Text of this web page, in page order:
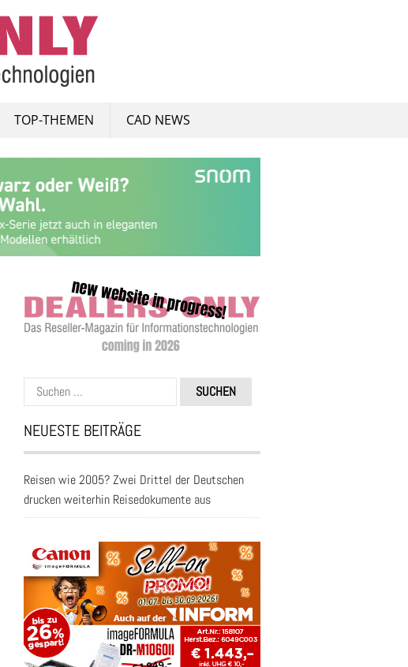
TOP-THEMEN CAD NEWS
Suchen
nach:
NEUESTE BEITRÄGE
Reisen wie 2005? Zwei Drittel der Deutschen
drucken weiterhin Reisedokumente aus